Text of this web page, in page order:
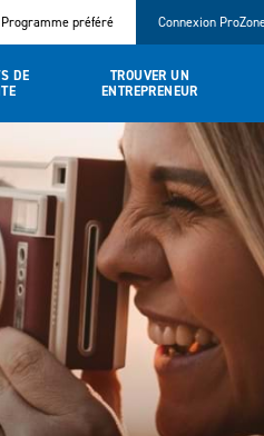
Programme préféré Connexion
DE
TROUVER UN
ENTREPRENEUR